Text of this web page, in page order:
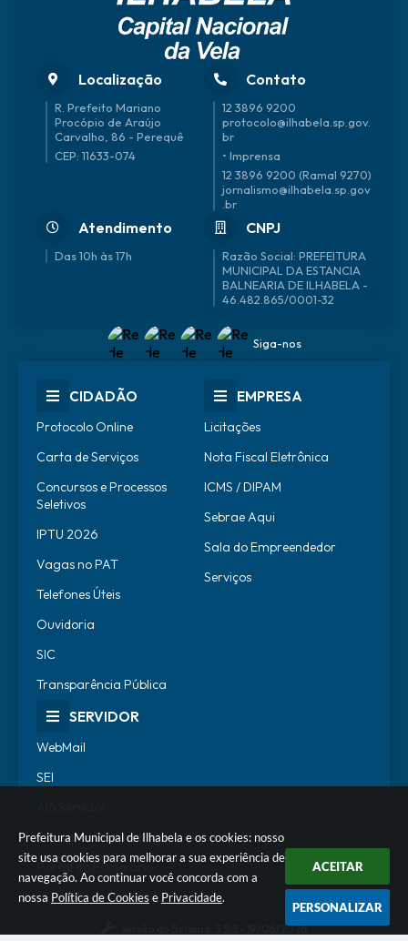
Prefeitura Municipal de Ilhabela e os cookies: nosso
site usa cookies para melhorar a sua experiência de
navegação. Ao continuar você concorda com a
nossa Política de Cookies e Privacidade.
ACEITAR
PERSONALIZAR
Localização
R. Prefeito Mariano
Procópio de Araújo
Carvalho, 86 - Perequê
CEP: 11633-074
Contato
12 3896 9200
protocolo@ilhabela.sp.gov.
br
• Imprensa
12 3896 9200 (Ramal 9270)
jornalismo@ilhabela.sp.gov
.br
Atendimento
Das 10h às 17h
CNPJ
46.482.865/0001-32
Siga-nos
CIDADÃO
Protocolo Online
Carta de Serviços
Concursos e Processos
Seletivos
IPTU 2026
Vagas no PAT
Telefones Úteis
Ouvidoria
SIC
Transparência Pública
EMPRESA
Licitações
Nota Fiscal Eletrônica
ICMS / DIPAM
Sebrae Aqui
Sala do Empreendedor
Serviços
SERVIDOR
WebMail
SEI
Escola de Governo
Portal do Estagiário
3.5.3 - 19/06/2026